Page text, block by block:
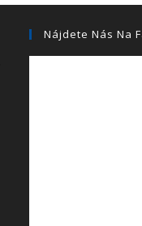
Nájdete Nás Na